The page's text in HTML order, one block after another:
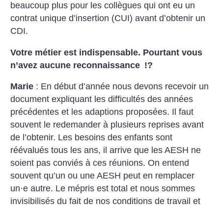
beaucoup plus pour les collègues qui ont eu un
contrat unique d’insertion (CUI) avant d’obtenir un
CDI.
Votre métier est indispensable. Pourtant vous
n’avez aucune reconnaissance !?
Marie : En début d’année nous devons recevoir un
document expliquant les difficultés des années
précédentes et les adaptions proposées. Il faut
souvent le redemander à plusieurs reprises avant
de l’obtenir. Les besoins des enfants sont
réévalués tous les ans, il arrive que les AESH ne
soient pas conviés à ces réunions. On entend
souvent qu’un ou une AESH peut en remplacer
un·e autre. Le mépris est total et nous sommes
invisibilisés du fait de nos conditions de travail et